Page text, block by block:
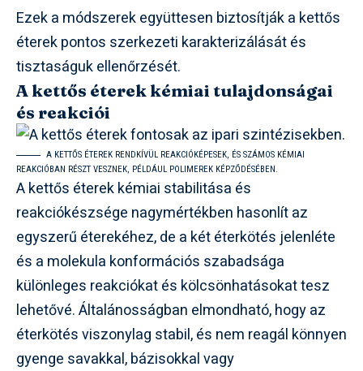
Ezek a módszerek együttesen biztosítják a kettős
éterek pontos szerkezeti karakterizálását és
tisztaságuk ellenőrzését.
A kettős éterek kémiai tulajdonságai
és reakciói
A KETTŐS ÉTEREK RENDKÍVÜL REAKCIÓKÉPESEK, ÉS SZÁMOS KÉMIAI
REAKCIÓBAN RÉSZT VESZNEK, PÉLDÁUL POLIMEREK KÉPZŐDÉSÉBEN.
A kettős éterek kémiai stabilitása és
reakciókészsége nagymértékben hasonlít az
egyszerű éterekéhez, de a két éterkötés jelenléte
és a molekula konformációs szabadsága
különleges reakciókat és kölcsönhatásokat tesz
lehetővé. Általánosságban elmondható, hogy az
éterkötés viszonylag stabil, és nem reagál könnyen
gyenge savakkal, bázisokkal vagy